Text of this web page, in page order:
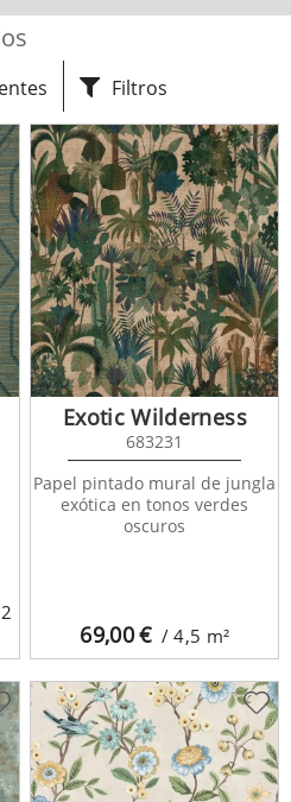
Filtros
69,00€ / 4,5 m²
Exotic Wilderness
683231
Papel pintado mural de jungla
exótica en tonos verdes
oscuros